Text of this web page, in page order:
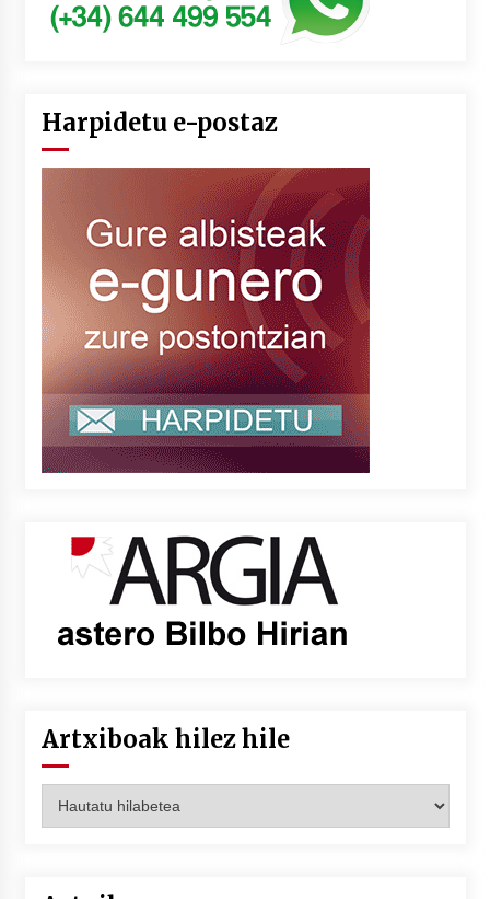
Harpidetu e-postaz
Artxiboak hilez hile
hilez